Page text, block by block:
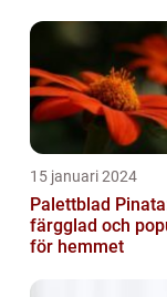
15 januari 2024
Palettblad
färgglad och
för hemmet